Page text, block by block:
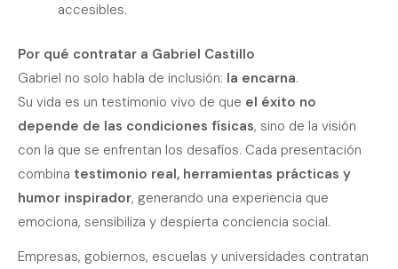
accesibles.
Por qué contratar a Gabriel Castillo
Gabriel no solo habla de inclusión: la encarna.
Su vida es un testimonio vivo de que el éxito no
depende de las condiciones físicas, sino de la visión
con la que se enfrentan los desafíos. Cada presentación
combina testimonio real, herramientas prácticas y
humor inspirador, generando una experiencia que
emociona, sensibiliza y despierta conciencia social.
Empresas, gobiernos, escuelas y universidades contratan